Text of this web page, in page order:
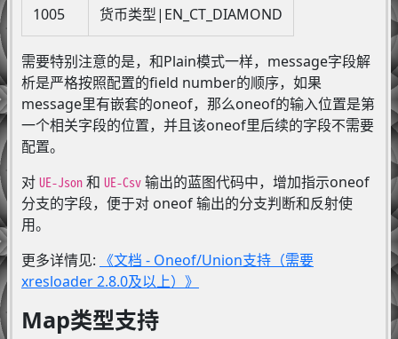
1005 货币类型|EN_CT_DIAMOND
需要特别注意的是，和Plain模式一样，message字段解
析是严格按照配置的field number的顺序，如果
message里有嵌套的oneof，那么oneof的输入位置是第
一个相关字段的位置，并且该oneof里后续的字段不需要
配置。
对 UE-Json和 UE-Csv输出的蓝图代码中，增加指示oneof
分支的字段，便于对 oneof 输出的分支判断和反射使
用。
更多详情见: 《文档 - Oneof/Union支持（需要
xresloader 2.8.0及以上）》
Map类型支持